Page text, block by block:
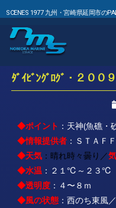
SCENES 1977 九州・宮崎県延岡市の
ﾀﾞｲﾋﾞﾝｸﾞﾛｸﾞ・２００
◆ポイント ：天神(魚礁・
◆情報提供者：ＳＴＡＦ
◆天気：晴れ時々曇り／
◆水温：２１℃～２３℃
◆透明度：４〜８ｍ
◆風の状態：西のち東風／